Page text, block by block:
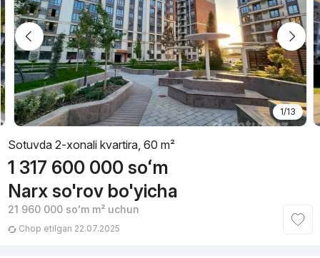
1/13
Sotuvda 2-xonali kvartira, 60 m²
1 317 600 000 soʻm
Narx so'rov bo'yicha
21 960 000 soʻmm² uchun
Chop etilgan 22.07.2025